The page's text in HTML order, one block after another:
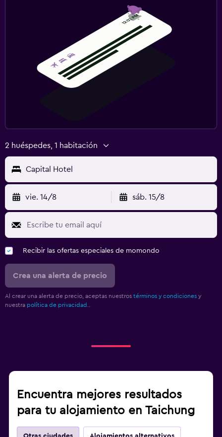
2 huéspedes, 1 habitación
Capital Hotel
vie. 14/8 sáb. 15/8
Recibir las ofertas especiales de momondo
Crea una alerta de precio
Al crear una alerta de precio, aceptas nuestros términos y condiciones y
nuestra política de privacidad.
Encuentra mejores resultados
para tu alojamiento en Taichung